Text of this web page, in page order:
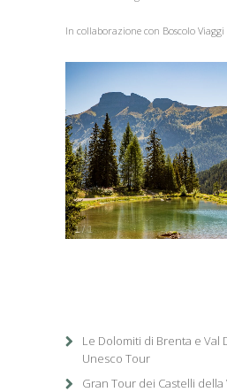
In collaborazione con Boscolo Viaggi
1/1
Le Dolomiti di Brenta e Val
Unesco Tour
Gran Tour dei Castelli